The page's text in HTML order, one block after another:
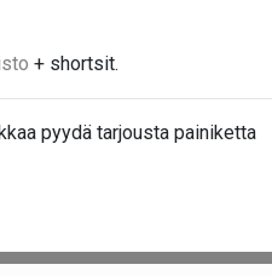
+ shortsit.
pyydä tarjousta painiketta